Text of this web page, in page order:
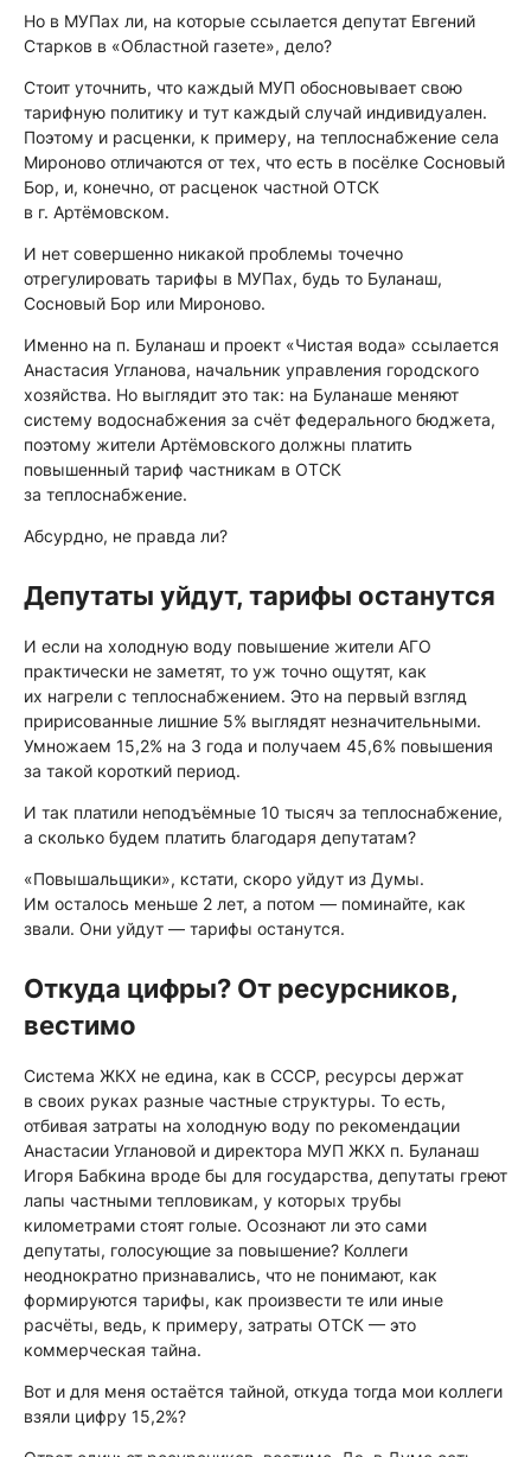
Но в МУПах ли, на которые ссылается депутат Евгений
Старков в «Областной газете», дело?
Стоит уточнить, что каждый МУП обосновывает свою
тарифную политику и тут каждый случай индивидуален.
Поэтому и расценки, к примеру, на теплоснабжение села
Мироново отличаются от тех, что есть в посёлке Сосновый
Бор, и, конечно, от расценок частной ОТСК
в г. Артёмовском.
И нет совершенно никакой проблемы точечно
отрегулировать тарифы в МУПах, будь то Буланаш,
Сосновый Бор или Мироново.
Именно на п. Буланаш и проект «Чистая вода» ссылается
Анастасия Угланова, начальник управления городского
хозяйства. Но выглядит это так: на Буланаше меняют
систему водоснабжения за счёт федерального бюджета,
поэтому жители Артёмовского должны платить
повышенный тариф частникам в ОТСК
за теплоснабжение.
Абсурдно, не правда ли?
Депутаты уйдут, тарифы останутся
И если на холодную воду повышение жители АГО
практически не заметят, то уж точно ощутят, как
их нагрели с теплоснабжением. Это на первый взгляд
пририсованные лишние 5% выглядят незначительными.
Умножаем 15,2% на 3 года и получаем 45,6% повышения
за такой короткий период.
И так платили неподъёмные 10 тысяч за теплоснабжение,
а сколько будем платить благодаря депутатам?
«Повышальщики», кстати, скоро уйдут из Думы.
Им осталось меньше 2 лет, а потом — поминайте, как
звали. Они уйдут — тарифы останутся.
Откуда цифры? От ресурсников,
вестимо
Система ЖКХ не едина, как в СССР, ресурсы держат
в своих руках разные частные структуры. То есть,
отбивая затраты на холодную воду по рекомендации
Анастасии Углановой и директора МУП ЖКХ п. Буланаш
Игоря Бабкина вроде бы для государства, депутаты греют
лапы частными тепловикам, у которых трубы
километрами стоят голые. Осознают ли это сами
депутаты, голосующие за повышение? Коллеги
неоднократно признавались, что не понимают, как
формируются тарифы, как произвести те или иные
расчёты, ведь, к примеру, затраты ОТСК — это
коммерческая тайна.
Вот и для меня остаётся тайной, откуда тогда мои коллеги
взяли цифру 15,2%?